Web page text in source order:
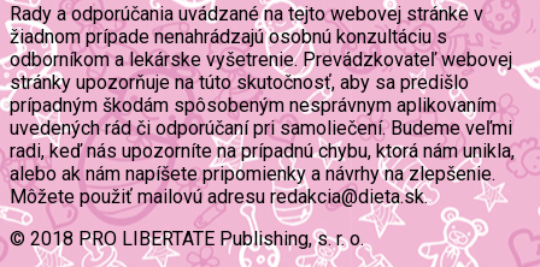
Rady a odporúčania uvádzané na tejto webovej stránke v
žiadnom prípade nenahrádzajú osobnú konzultáciu s
odborníkom a lekárske vyšetrenie. Prevádzkovateľ webovej
stránky upozorňuje na túto skutočnosť, aby sa predišlo
prípadným škodám spôsobeným nesprávnym aplikovaním
uvedených rád či odporúčaní pri samoliečení. Budeme veľmi
radi, keď nás upozorníte na prípadnú chybu, ktorá nám unikla,
alebo ak nám napíšete pripomienky a návrhy na zlepšenie.
Môžete použiť mailovú adresu redakcia@dieta.sk.
© 2018 PRO LIBERTATE Publishing, s. r. o.